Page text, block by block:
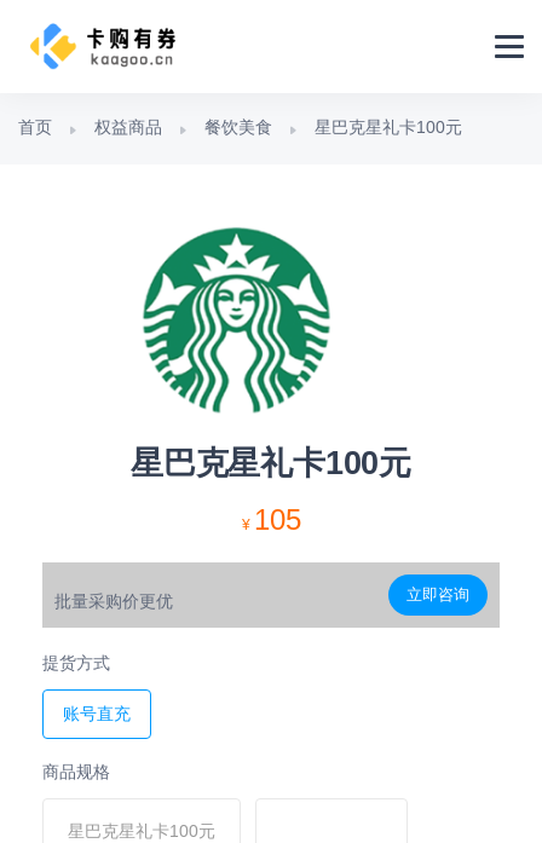
首页 权益商品 餐饮美食 星巴克星礼卡100元
星巴克星礼卡100元
¥ 105
批量采购价更优 立即咨询
提货方式
账号直充
商品规格
星巴克星礼卡100元